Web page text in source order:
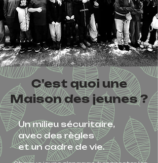
C'est quoi une
Maison des jeunes ?
Un milieu sécuritaire,
avec des règles
et un cadre de vie.